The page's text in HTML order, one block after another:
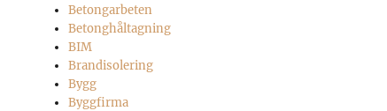
Betongarbeten
Betonghåltagning
BIM
Brandisolering
Bygg
Byggfirma